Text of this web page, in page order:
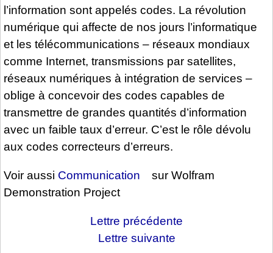
l’information sont appelés codes. La révolution
numérique qui affecte de nos jours l’informatique
et les télécommunications – réseaux mondiaux
comme Internet, transmissions par satellites,
réseaux numériques à intégration de services –
oblige à concevoir des codes capables de
transmettre de grandes quantités d’information
avec un faible taux d’erreur. C’est le rôle dévolu
aux codes correcteurs d’erreurs.
Voir aussi Communication
sur Wolfram
Demonstration Project
Lettre précédente
Lettre suivante